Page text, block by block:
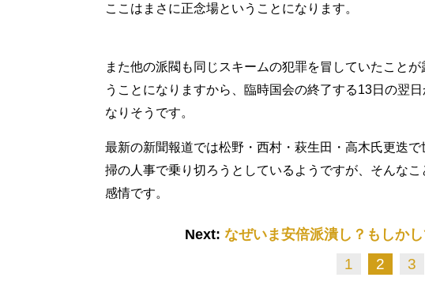
ここはまさに正念場ということになります。
また他の派閥も同じスキームの犯罪を冒していたこと
うことになりますから、臨時国会の終了する13日の翌
なりそうです。
最新の新聞報道では松野・西村・萩生田・高木氏更迭
掃の人事で乗り切ろうとしているようですが、そんな
感情です。
Next: なぜいま安倍派潰し？もしか
1 2 3